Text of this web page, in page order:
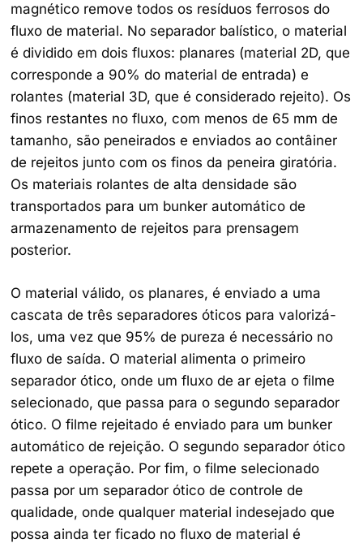
magnético remove todos os resíduos ferrosos do
fluxo de material. No separador balístico, o material
é dividido em dois fluxos: planares (material 2D, que
corresponde a 90% do material de entrada) e
rolantes (material 3D, que é considerado rejeito). Os
finos restantes no fluxo, com menos de 65 mm de
tamanho, são peneirados e enviados ao contâiner
de rejeitos junto com os finos da peneira giratória.
Os materiais rolantes de alta densidade são
transportados para um bunker automático de
armazenamento de rejeitos para prensagem
posterior.
O material válido, os planares, é enviado a uma
cascata de três separadores óticos para valorizá-
los, uma vez que 95% de pureza é necessário no
fluxo de saída. O material alimenta o primeiro
separador ótico, onde um fluxo de ar ejeta o filme
selecionado, que passa para o segundo separador
ótico. O filme rejeitado é enviado para um bunker
automático de rejeição. O segundo separador ótico
repete a operação. Por fim, o filme selecionado
passa por um separador ótico de controle de
qualidade, onde qualquer material indesejado que
possa ainda ter ficado no fluxo de material é